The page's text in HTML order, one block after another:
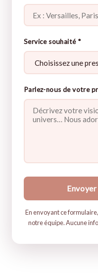
Service souhaité *
Parlez-nous de votre
En envoyant ce
notre équipe. Aucune